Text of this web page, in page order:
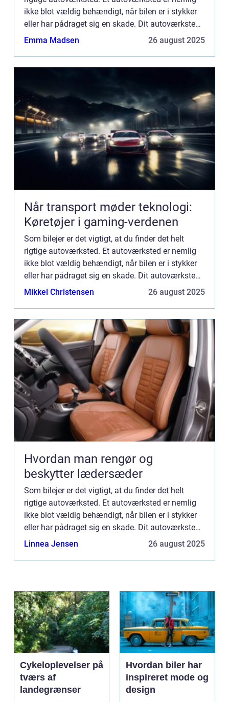
ikke blot vældig behændigt, når bilen er i stykker
eller har pådraget sig en skade. Dit autoværksted
kan hj&ae...
Emma Madsen 26 august 2025
Når transport møder teknologi:
Køretøjer i gaming-verdenen
Som bilejer er det vigtigt, at du finder det helt
rigtige autoværksted. Et autoværksted er nemlig
ikke blot vældig behændigt, når bilen er i stykker
eller har pådraget sig en skade. Dit autoværksted
kan hj&ae...
Mikkel Christensen 26 august 2025
Hvordan man rengør og
beskytter lædersæder
Som bilejer er det vigtigt, at du finder det helt
rigtige autoværksted. Et autoværksted er nemlig
ikke blot vældig behændigt, når bilen er i stykker
eller har pådraget sig en skade. Dit autoværksted
kan hj&ae...
Linnea Jensen 26 august 2025
Cykeloplevelser på
tværs af
landegrænser
Hvordan biler har
inspireret mode og
design